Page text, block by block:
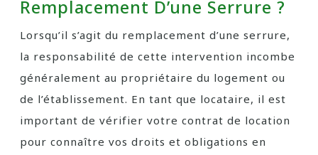
Remplacement D’une Serrure ?
Lorsqu’il s’agit du remplacement d’une serrure,
la responsabilité de cette intervention incombe
généralement au propriétaire du logement ou
de l’établissement. En tant que locataire, il est
important de vérifier votre contrat de location
pour connaître vos droits et obligations en